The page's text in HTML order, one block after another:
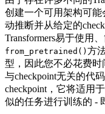
创建一个可用架构可
动推断并从给定的
Transformers易于使用
from_pretrained() 方
型，因此您不必花费
与checkpoint无关的代
checkpoint，它将适用
似的任务进行训练的 -